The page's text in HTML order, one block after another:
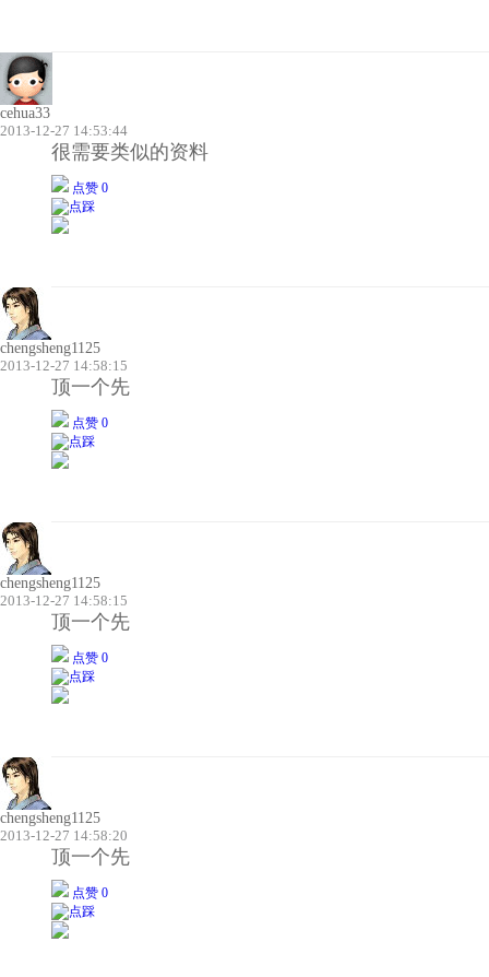
cehua33
2013-12-27 14:53:44
很需要类似的资料
点赞 0
chengsheng1125
2013-12-27 14:58:15
顶一个先
点赞 0
chengsheng1125
2013-12-27 14:58:15
顶一个先
点赞 0
chengsheng1125
2013-12-27 14:58:20
顶一个先
点赞 0